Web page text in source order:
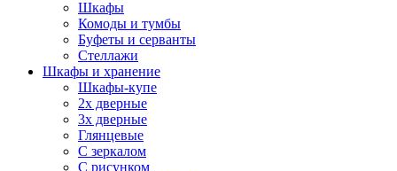
Шкафы
Комоды и тумбы
Буфеты и серванты
Стеллажи
Шкафы и хранение
Шкафы-купе
2х дверные
3х дверные
Глянцевые
С зеркалом
С рисунком